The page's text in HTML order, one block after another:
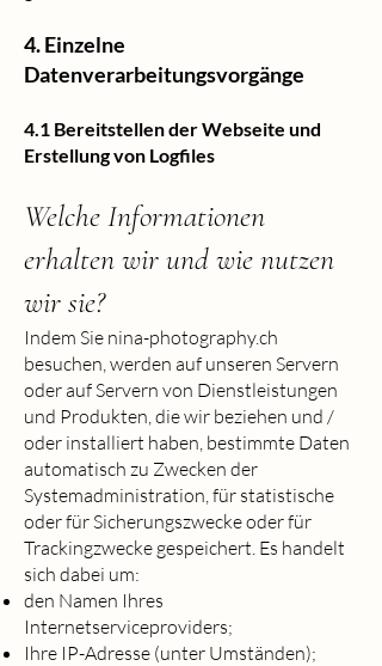
4. Einzelne
Datenverarbeitungsvorgänge
4.1 Bereitstellen der Webseite und
Erstellung von Logfiles
Welche Informationen
erhalten wir und wie nutzen
wir sie?
Indem Sie nina-photography.ch
besuchen, werden auf unseren Servern
oder auf Servern von Dienstleistungen
und Produkten, die wir beziehen und /
oder installiert haben, bestimmte Daten
automatisch zu Zwecken der
Systemadministration, für statistische
oder für Sicherungszwecke oder für
Trackingzwecke gespeichert. Es handelt
sich dabei um:
den Namen Ihres
Internetserviceproviders;
Ihre IP-Adresse (unter Umständen);